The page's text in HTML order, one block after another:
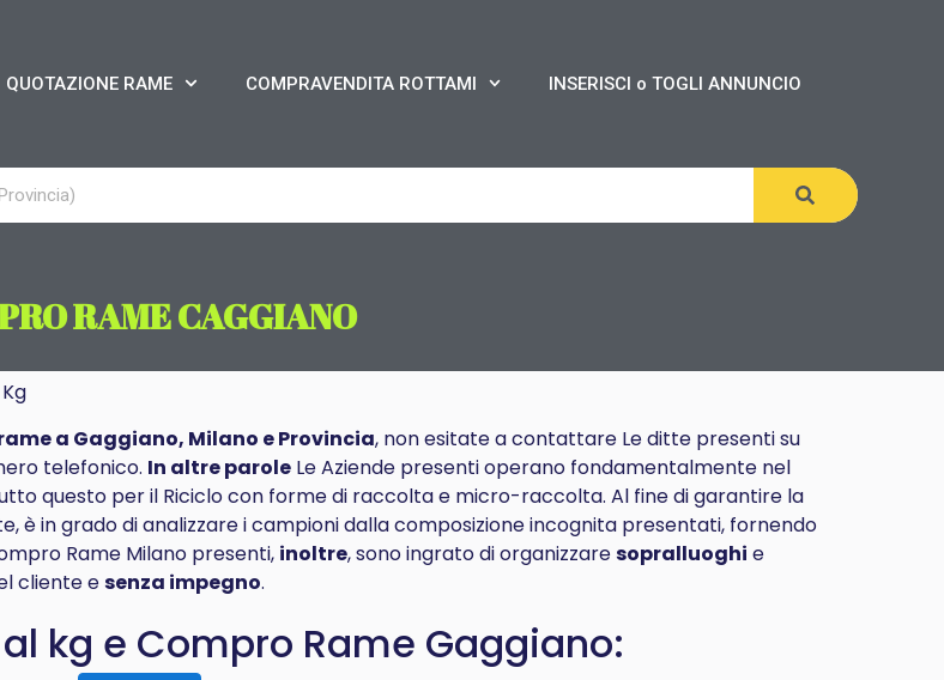
QUOTAZIONE RAME COMPRAVENDITA ROTTAMI INSERISCI o TOGLI ANNUNCIO
RAME CAGGIANO
a Gaggiano, Milano e Provincia, non esitate a contattare Le ditte presenti su
telefonico. In altre parole Le Aziende presenti operano fondamentalmente nel
questo per il Riciclo con forme di raccolta e micro-raccolta. Al fine di garantire la
è in grado di analizzare i campioni dalla composizione incognita presentati, fornendo
Rame Milano presenti, inoltre, sono ingrato di organizzaresopralluoghi e
cliente esenza impegno.
kg e Compro Rame Gaggiano: